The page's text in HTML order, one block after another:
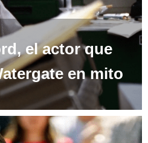
el actor que
en mito